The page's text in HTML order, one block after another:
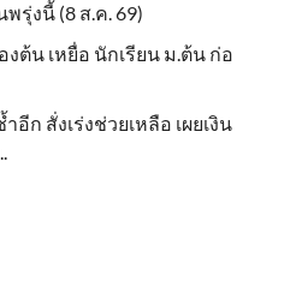
รุ่งนี้ (8 ส.ค. 69)
ต้น เหยื่อ นักเรียน ม.ต้น ก่อ
อีก สั่งเร่งช่วยเหลือ เผยเงิน